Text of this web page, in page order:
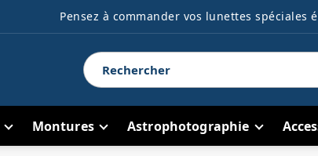
Pensez à commander vos lunettes spéciales
Montures Astrophotographie